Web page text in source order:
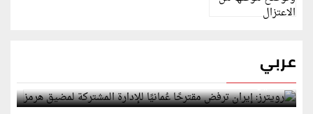
عربي
رويترز: إيران ترفض مقترحًا عُمانيًا للإدارة المشتركة
لمضيق هرمز